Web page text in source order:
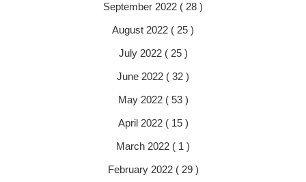
September 2022 ( 28 )
August 2022 ( 25 )
July 2022 ( 25 )
June 2022 ( 32 )
May 2022 ( 53 )
April 2022 ( 15 )
March 2022 ( 1 )
February 2022 ( 29 )